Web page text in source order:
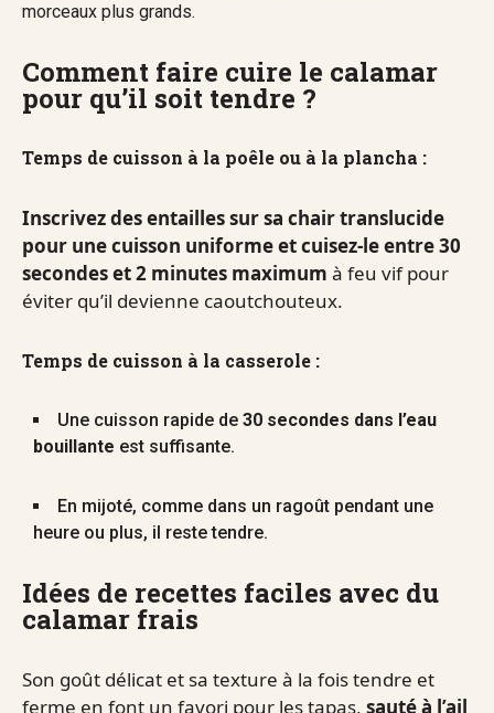
morceaux plus grands.
Comment faire cuire le calamar
pour qu’il soit tendre ?
Temps de cuisson à la poêle ou à la plancha :
Inscrivez des entailles sur sa chair translucide
pour une cuisson uniforme et cuisez-le entre 30
secondes et 2 minutes maximum à feu vif pour
éviter qu’il devienne caoutchouteux.
Temps de cuisson à la casserole :
Une cuisson rapide de 30 secondes dans l’eau
bouillante est suffisante.
En mijoté, comme dans un ragoût pendant une
heure ou plus, il reste tendre.
Idées de recettes faciles avec du
calamar frais
Son goût délicat et sa texture à la fois tendre et
ferme en font un favori pour les tapas, sauté à l’ail